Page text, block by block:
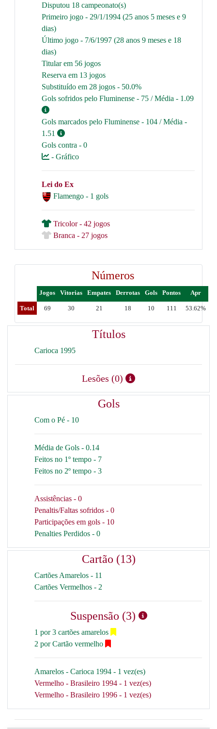
Disputou 18 campeonato(s)
Primeiro jogo - 29/1/1994 (25 anos 5 meses e 9
dias)
Último jogo - 7/6/1997 (28 anos 9 meses e 18
dias)
Titular em 56 jogos
Reserva em 13 jogos
Substituído em 28 jogos - 50.0%
Gols sofridos pelo Fluminense - 75 / Média - 1.09
Gols marcados pelo Fluminense - 104 / Média -
1.51
Gols contra - 0
- Gráfico
Lei do Ex
Flamengo - 1 gols
Tricolor - 42 jogos
Branca - 27 jogos
Números
Jogos Vitorias Empates Derrotas Gols Pontos Apr
Total 69 30 21 18 10 111 53.62%
Títulos
Carioca 1995
Lesões (0)
Gols
Com o Pé - 10
Média de Gols - 0.14
Feitos no 1º tempo - 7
Feitos no 2º tempo - 3
Assistências - 0
Penaltis/Faltas sofridos - 0
Participações em gols - 10
Penalties Perdidos - 0
Cartão (13)
Cartões Amarelos - 11
Cartões Vermelhos - 2
Suspensão (3)
1 por 3 cartões amarelos
2 por Cartão vermelho
Amarelos - Carioca 1994 - 1 vez(es)
Vermelho - Brasileiro 1994 - 1 vez(es)
Vermelho - Brasileiro 1996 - 1 vez(es)